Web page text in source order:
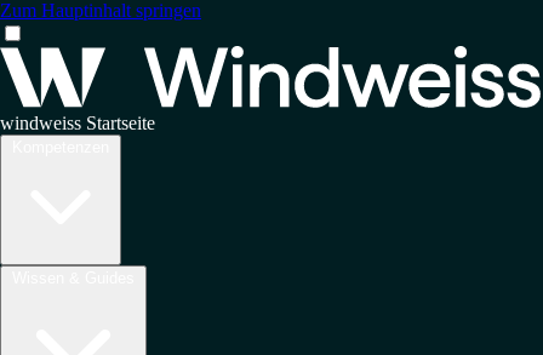
Zum Hauptinhalt springen
windweiss Startseite